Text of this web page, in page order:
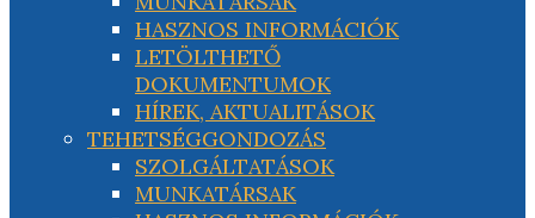
HASZNOS INFORMÁCIÓK
LETÖLTHETŐ
DOKUMENTUMOK
HÍREK, AKTUALITÁSOK
TEHETSÉGGONDOZÁS
SZOLGÁLTATÁSOK
MUNKATÁRSAK